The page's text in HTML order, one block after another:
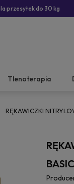
przesyłek do 30 kg
Tlenoterapia
RĘKAWICZKI